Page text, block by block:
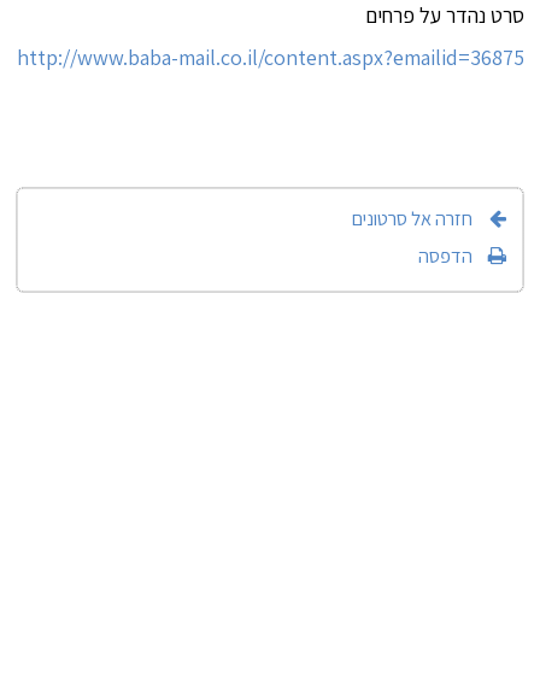
סרט נהדר על פרחים
http://www.baba-mail.co.il/content.aspx?emailid=36875
חזרה אל סרטונים
הדפסה